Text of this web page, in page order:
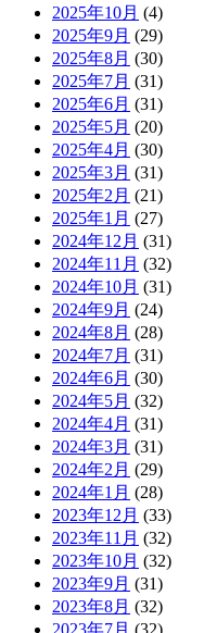
2025年10月 (4)
2025年9月 (29)
2025年8月 (30)
2025年7月 (31)
2025年6月 (31)
2025年5月 (20)
2025年4月 (30)
2025年3月 (31)
2025年2月 (21)
2025年1月 (27)
2024年12月 (31)
2024年11月 (32)
2024年10月 (31)
2024年9月 (24)
2024年8月 (28)
2024年7月 (31)
2024年6月 (30)
2024年5月 (32)
2024年4月 (31)
2024年3月 (31)
2024年2月 (29)
2024年1月 (28)
2023年12月 (33)
2023年11月 (32)
2023年10月 (32)
2023年9月 (31)
2023年8月 (32)
2023年7月 (32)